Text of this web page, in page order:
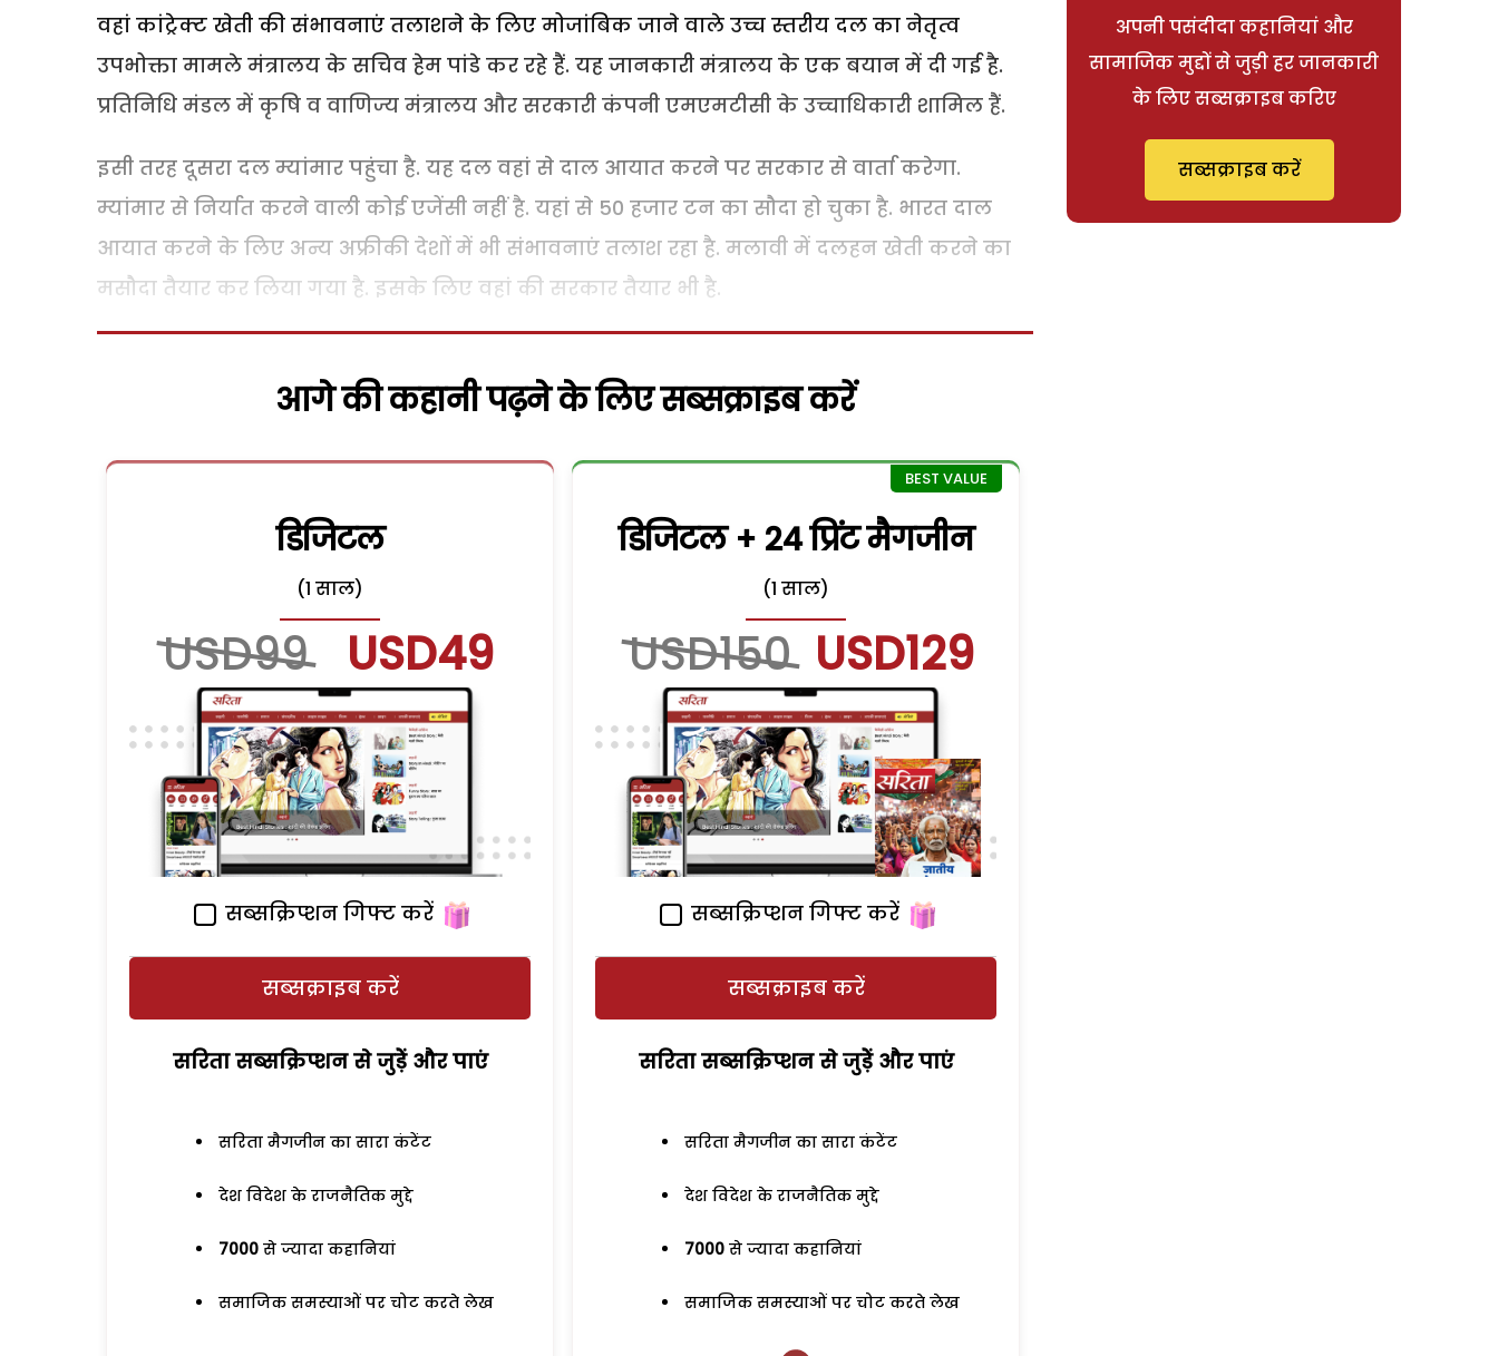
वहां कांट्रेक्ट खेती की संभावनाएं तलाशने के लिए मोजांबिक जाने वाले उच्च स्तरीय दल का नेतृत्व
उपभोक्ता मामले मंत्रालय के सचिव हेम पांडे कर रहे हैं. यह जानकारी मंत्रालय के एक बयान में दी गई है.
प्रतिनिधि मंडल में कृषि व वाणिज्य मंत्रालय और सरकारी कंपनी एमएमटीसी के उच्चाधिकारी शामिल हैं.
इसी तरह दूसरा दल म्यांमार पहुंचा है. यह दल वहां से दाल आयात करने पर सरकार से वार्ता करेगा.
म्यांमार से निर्यात करने वाली कोई एजेंसी नहीं है. यहां से 50 हजार टन का सौदा हो चुका है. भारत दाल
आयात करने के लिए अन्य अफ्रीकी देशों में भी संभावनाएं तलाश रहा है. मलावी में दलहन खेती करने का
मसौदा तैयार कर लिया गया है. इसके लिए वहां की सरकार तैयार भी है.
आगे की कहानी पढ़ने के लिए सब्सक्राइब करें
डिजिटल
(1 साल)
USD99 USD49
सब्सक्रिप्शन गिफ्ट करें
सब्सक्राइब करें
सरिता सब्सक्रिप्शन से जुड़ेें और पाएं
सरिता मैगजीन का सारा कंटेंट
देश विदेश के राजनैतिक मुद्दे
7000 से ज्यादा कहानियां
समाजिक समस्याओं पर चोट करते लेख
डिजिटल + 24 प्रिंट मैगजीन
(1 साल)
USD150 USD129
सब्सक्रिप्शन गिफ्ट करें
सब्सक्राइब करें
सरिता सब्सक्रिप्शन से जुड़ेें और पाएं
सरिता मैगजीन का सारा कंटेंट
देश विदेश के राजनैतिक मुद्दे
7000 से ज्यादा कहानियां
समाजिक समस्याओं पर चोट करते लेख
अपनी पसंदीदा कहानियां और
सामाजिक मुद्दों से जुड़ी हर जानकारी
के लिए सब्सक्राइब करिए
सब्सक्राइब करें